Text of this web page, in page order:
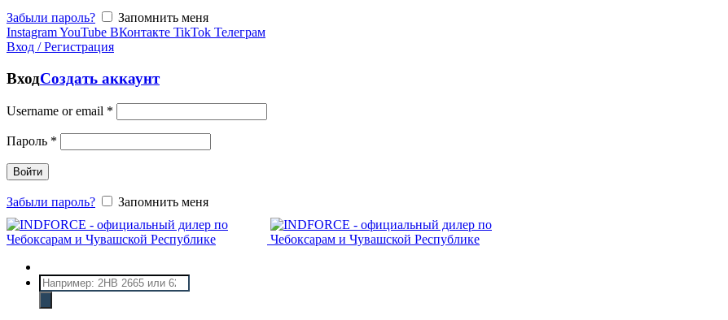
Забыли пароль?
Запомнить меня
InstagramYouTube ВКонтакте TikTok Телеграм
Вход / Регистрация
ВходСоздать аккаунт
Username or email *
Пароль *
Войти
Забыли пароль? Запомнить меня
Поиск
товаров